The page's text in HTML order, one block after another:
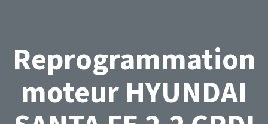
Reprogrammation
moteur HYUNDAI